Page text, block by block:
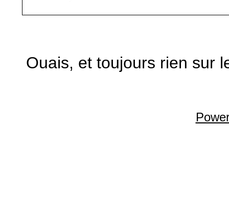
Ouais, et toujours rien sur